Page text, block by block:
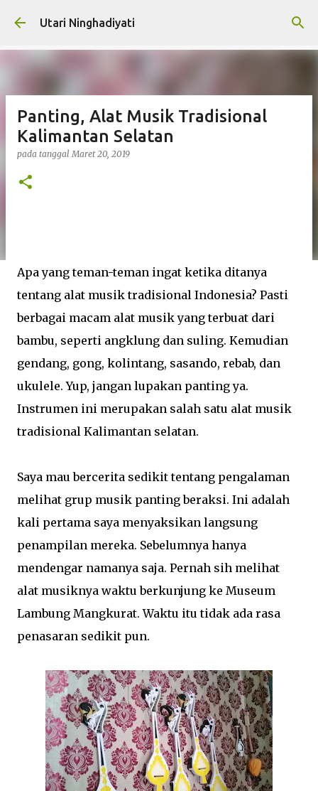
Langsung ke konten utama
Utari Ninghadiyati
Panting, Alat Musik Tradisional
Kalimantan Selatan
pada tanggalMaret 20, 2019
Apa yang teman-teman ingat ketika ditanya
tentang alat musik tradisional Indonesia? Pasti
berbagai macam alat musik yang terbuat dari
bambu, seperti angklung dan suling. Kemudian
gendang, gong, kolintang, sasando, rebab, dan
ukulele. Yup, jangan lupakan panting ya.
Instrumen ini merupakan salah satu alat musik
tradisional Kalimantan selatan.
Saya mau bercerita sedikit tentang pengalaman
melihat grup musik panting beraksi. Ini adalah
kali pertama saya menyaksikan langsung
penampilan mereka. Sebelumnya hanya
mendengar namanya saja. Pernah sih melihat
alat musiknya waktu berkunjung ke Museum
Lambung Mangkurat. Waktu itu tidak ada rasa
penasaran sedikit pun.